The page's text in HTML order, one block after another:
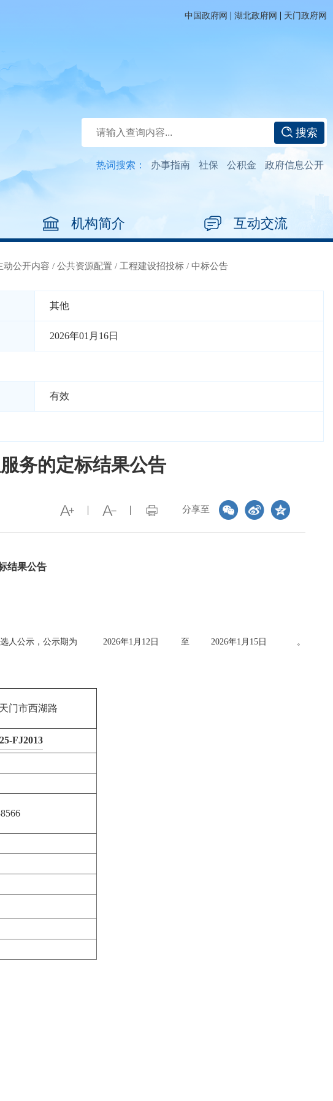
中国政府网 | 湖北政府网 | 天门政府网
搜索
热词搜索： 办事指南 社保 公积金 政府信息公开
机构简介 互动交流
动公开内容 / 公共资源配置 / 工程建设招投标 / 中标公告
其他
2026年01月16日
有效
务的定标结果公告
分享至
结果公告
标候选人公示，公示期为 2026年1月12日 至 2026年1月15日 。
天门市西湖路
FJ2013